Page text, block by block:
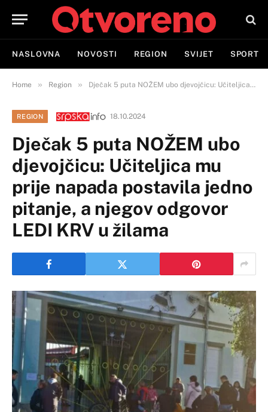
NASLOVNA NOVOSTI REGION SVIJET SPORT
Home » Region » Dječak 5 puta NOŽEM ubo djevojčicu: Učiteljica mu prije napada postavila jedno pitanje, a njegov odgovor LEDI KRV u žilama
REGION 18.10.2024
Dječak 5 puta NOŽEM ubo
djevojčicu: Učiteljica mu
prije napada postavila jedno
pitanje, a njegov odgovor
LEDI KRV u žilama